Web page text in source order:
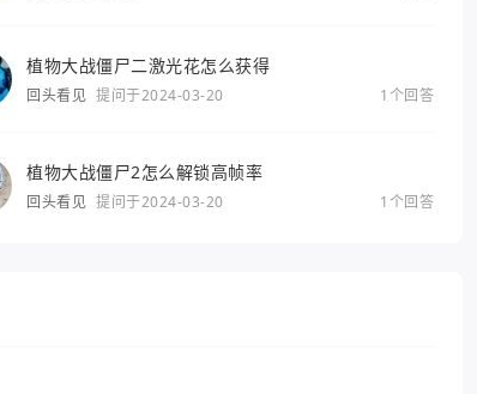
植物大战僵尸二激光花怎么获得
回头看见 提问于2024-03-20 1个回答
植物大战僵尸2怎么解锁高帧率
回头看见 提问于2024-03-20 1个回答